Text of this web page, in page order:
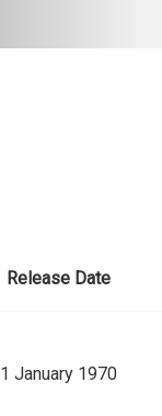
Release Date
1 January 1970